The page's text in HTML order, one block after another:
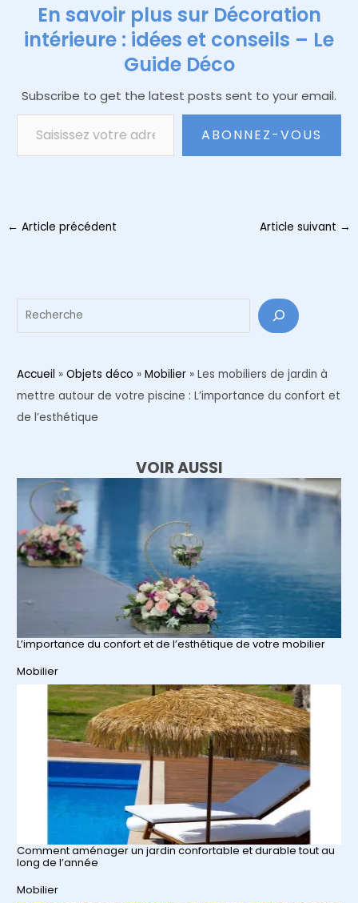
En savoir plus sur Décoration
intérieure : idées et conseils – Le
Guide Déco
Subscribe to get the latest posts sent to your email.
Saisissez votre adresse e-mail…
ABONNEZ-VOUS
Navigation
← Article précédent Article suivant →
Accueil » Objets déco » Mobilier » Les mobiliers de jardin à
mettre autour de votre piscine : L’importance du confort et
de l’esthétique
VOIR AUSSI
L’importance du confort et de l’esthétique de votre mobilier
Par rapport à
Mobilier
Comment aménager un jardin confortable et durable tout au
long de l’année
Par rapport à
Mobilier